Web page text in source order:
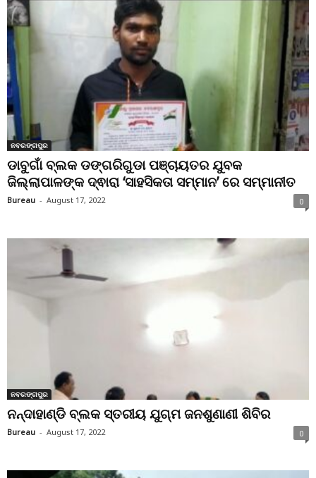
ନବରଙ୍ଗପୁର
ଡାବୁଗାଁ ବ୍ଲକ ଡଙ୍ଗରିଗୁଡା ପଞ୍ଚାୟତର ଯୁବକ
ଜିଲ୍ଲାପାଳଙ୍କ ଦ୍ଵାରା ‘ସାହସିକତା ସମ୍ମାନ’ ରେ ସମ୍ମାନୀତ
Bureau - August 17, 2022 0
ନବରଙ୍ଗପୁର
ନନ୍ଦାହାଣ୍ଡି ବ୍ଲକ ସ୍ତରୀୟ ଯୁଗ୍ମ ଜନଶୁଣାଣୀ ଶିବିର
Bureau - August 17, 2022 0